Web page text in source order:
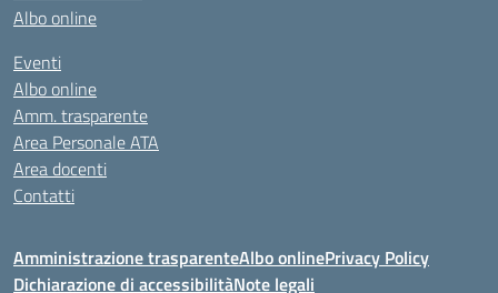
Albo online
Eventi
Albo online
Amm. trasparente
Area Personale ATA
Area docenti
Contatti
Amministrazione trasparenteAlbo onlinePrivacy Policy
Dichiarazione di accessibilitàNote legali